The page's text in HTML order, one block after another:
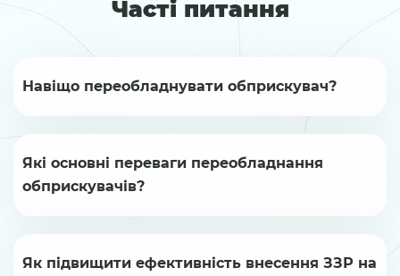
Часті питання
Навіщо переобладнувати обприскувач?
Які основні переваги переобладнання
обприскувачів?
Як підвищити ефективність внесення ЗЗР на